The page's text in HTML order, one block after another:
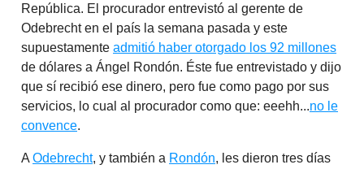
República. El procurador entrevistó al gerente de
Odebrecht en el país la semana pasada y este
supuestamente admitió haber otorgado los 92 millones
de dólares a Ángel Rondón. Éste fue entrevistado y dijo
que sí recibió ese dinero, pero fue como pago por sus
servicios, lo cual al procurador como que: eeehh...no le
convence.
A Odebrecht, y también a Rondón, les dieron tres días